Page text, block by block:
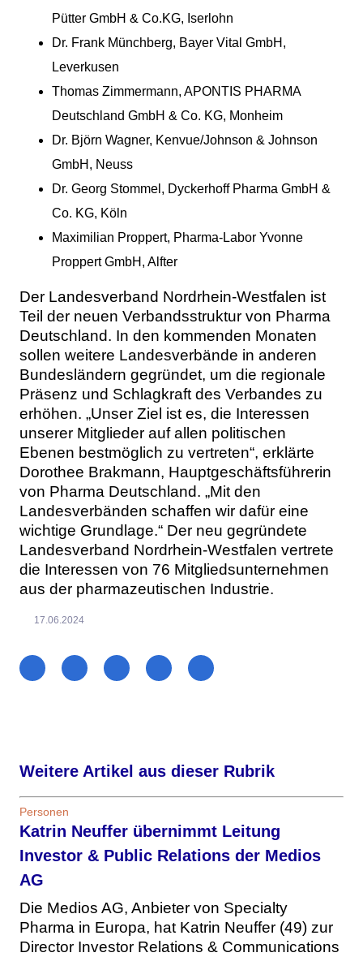
Pütter GmbH & Co.KG, Iserlohn
Dr. Frank Münchberg, Bayer Vital GmbH,
Leverkusen
Thomas Zimmermann, APONTIS PHARMA
Deutschland GmbH & Co. KG, Monheim
Dr. Björn Wagner, Kenvue/Johnson & Johnson
GmbH, Neuss
Dr. Georg Stommel, Dyckerhoff Pharma GmbH &
Co. KG, Köln
Maximilian Proppert, Pharma-Labor Yvonne
Proppert GmbH, Alfter
Der Landesverband Nordrhein-Westfalen ist
Teil der neuen Verbandsstruktur von Pharma
Deutschland. In den kommenden Monaten
sollen weitere Landesverbände in anderen
Bundesländern gegründet, um die regionale
Präsenz und Schlagkraft des Verbandes zu
erhöhen. „Unser Ziel ist es, die Interessen
unserer Mitglieder auf allen politischen
Ebenen bestmöglich zu vertreten“, erklärte
Dorothee Brakmann, Hauptgeschäftsführerin
von Pharma Deutschland. „Mit den
Landesverbänden schaffen wir dafür eine
wichtige Grundlage.“ Der neu gegründete
Landesverband Nordrhein-Westfalen vertrete
die Interessen von 76 Mitgliedsunternehmen
aus der pharmazeutischen Industrie.
17.06.2024
Weitere Artikel aus dieser Rubrik
Personen
Katrin Neuffer übernimmt Leitung
Investor & Public Relations der Medios
AG
Die Medios AG, Anbieter von Specialty
Pharma in Europa, hat Katrin Neuffer (49) zur
Director Investor Relations & Communications